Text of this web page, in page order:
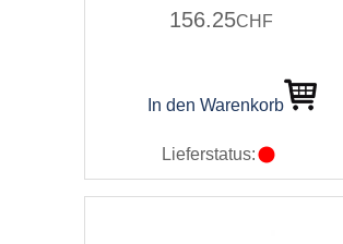
156.25CHF
In den Warenkorb
Lieferstatus: